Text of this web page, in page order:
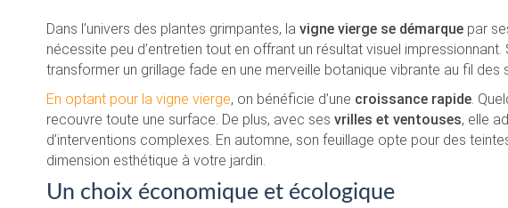
Dans l’univers des plantes grimpantes, la vigne vierge se démarque par
nécessite peu d’entretien tout en offrant un résultat visuel impressionnant.
transformer un grillage fade en une merveille botanique vibrante au fil des
En optant pour la vigne vierge, on bénéficie d’une croissance rapide.
recouvre toute une surface. De plus, avec ses vrilles et ventouses, elle
d’interventions complexes. En automne, son feuillage opte pour des
dimension esthétique à votre jardin.
Un choix économique et écologique